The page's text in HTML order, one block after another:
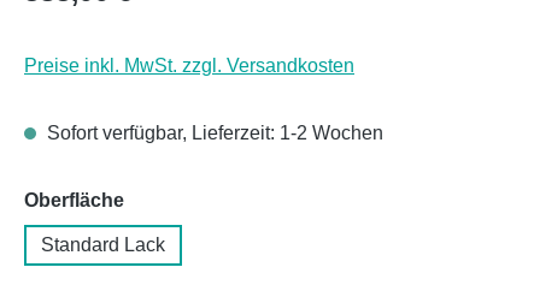
Preise inkl. MwSt. zzgl. Versandkosten
Sofort verfügbar, Lieferzeit: 1-2 Wochen
Oberflächeauswählen
Standard Lack